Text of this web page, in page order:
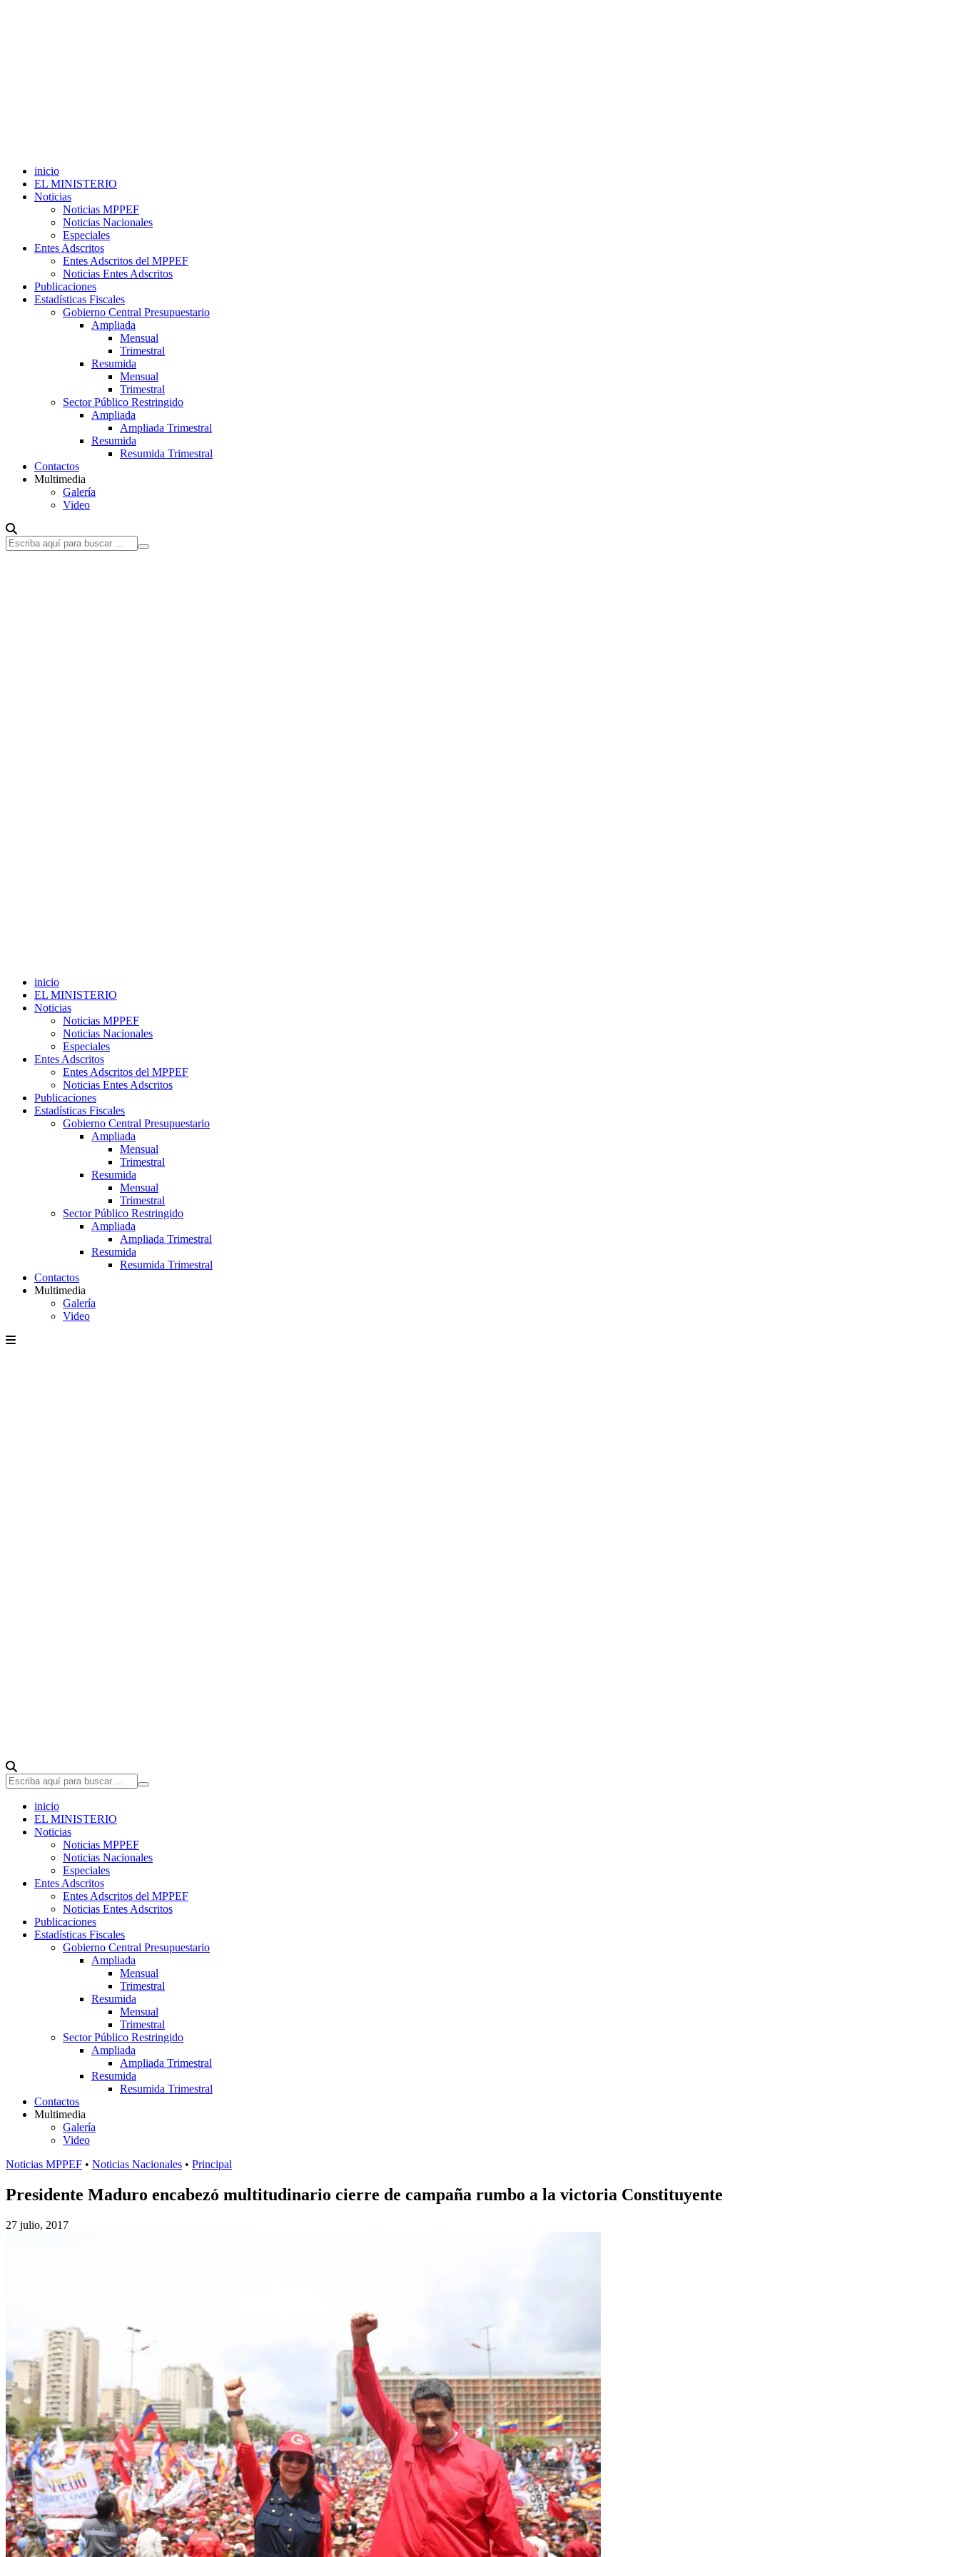
inicio
EL MINISTERIO
Noticias
Noticias MPPEF
Noticias Nacionales
Especiales
Entes Adscritos
Entes Adscritos del MPPEF
Noticias Entes Adscritos
Publicaciones
Estadísticas Fiscales
Gobierno Central Presupuestario
Ampliada
Mensual
Trimestral
Resumida
Mensual
Trimestral
Sector Público Restringido
Ampliada
Ampliada Trimestral
Resumida
Resumida Trimestral
Contactos
Multimedia
Galería
Video
inicio
EL MINISTERIO
Noticias
Noticias MPPEF
Noticias Nacionales
Especiales
Entes Adscritos
Entes Adscritos del MPPEF
Noticias Entes Adscritos
Publicaciones
Estadísticas Fiscales
Gobierno Central Presupuestario
Ampliada
Mensual
Trimestral
Resumida
Mensual
Trimestral
Sector Público Restringido
Ampliada
Ampliada Trimestral
Resumida
Resumida Trimestral
Contactos
Multimedia
Galería
Video
inicio
EL MINISTERIO
Noticias
Noticias MPPEF
Noticias Nacionales
Especiales
Entes Adscritos
Entes Adscritos del MPPEF
Noticias Entes Adscritos
Publicaciones
Estadísticas Fiscales
Gobierno Central Presupuestario
Ampliada
Mensual
Trimestral
Resumida
Mensual
Trimestral
Sector Público Restringido
Ampliada
Ampliada Trimestral
Resumida
Resumida Trimestral
Contactos
Multimedia
Galería
Video
Noticias MPPEF • Noticias Nacionales • Principal
Presidente Maduro encabezó multitudinario cierre de campaña rumbo a la victoria Constituyente
27 julio, 2017